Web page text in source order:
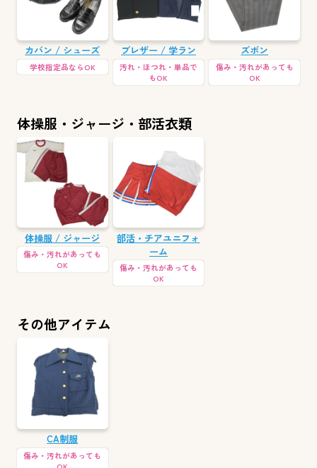
カバン / シューズ
学校指定品ならOK
ブレザー / 学ラン
汚れ・ほつれ・単品で
もOK
ズボン
傷み・汚れがあっても
OK
体操服・ジャージ・部活衣類
体操服 / ジャージ
傷み・汚れがあっても
OK
部活・チアユニフォ
ーム
傷み・汚れがあっても
OK
その他アイテム
CA制服
傷み・汚れがあっても